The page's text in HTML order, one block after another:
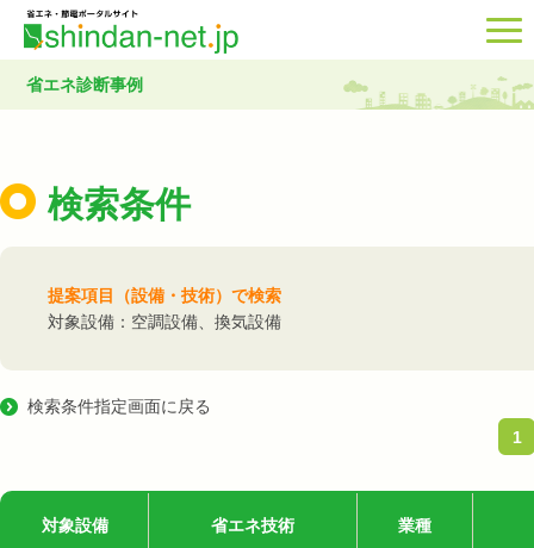
省エネ診断事例
検索条件
提案項目（設備・技術）で検索
対象設備：空調設備、換気設備
検索条件指定画面に戻る
1
対象設備 省エネ技術 業種